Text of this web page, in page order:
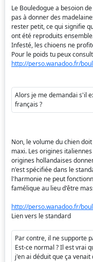
Le Bouledogue a besoion
pas à donner des
rester petit, ce qui signifie
ont été reproduits
Infesté, les chioens ne
Pour le poids tu peux
http://perso.wanadoo.fr/
Alors je me demandai s'il
français ?
Non, le volume du chien
maxi. Les origines
origines hollandaises
n'est spécifiée dans le
l'harmonie ne peut
famélique au lieu d'être
http://perso.wanadoo.fr/
Lien vers le standard
Par contre, il ne supporte
Est-ce normal ? Il est vrai
j'en ai déduit que ça venait